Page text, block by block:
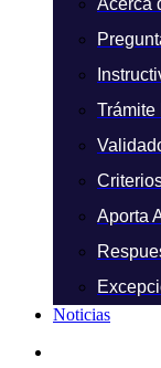
Acerca
Trámite
Aporta
Noticias